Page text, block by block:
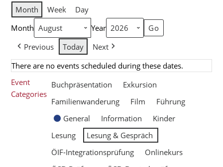
Month
Week
Day
Month
Year
Previous
Today
Next
There are no events scheduled during these dates.
Event
Categories
Buchpräsentation
Exkursion
Familienwanderung
Film
Führung
General
Information
Kinder
Lesung
Lesung & Gespräch
ÖIF-Integrationsprüfung
Onlinekurs